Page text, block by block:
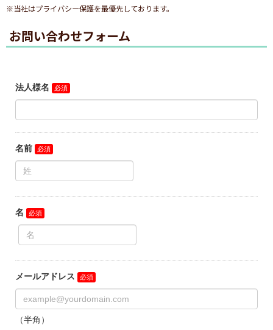
※当社はプライバシー保護を最優先しております。
お問い合わせフォーム